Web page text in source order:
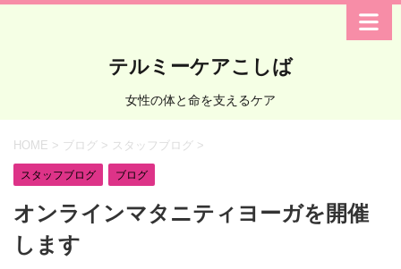
テルミーケアこしば
女性の体と命を支えるケア
HOME > ブログ > スタッフブログ >
スタッフブログ ブログ
オンラインマタニティヨーガを開催
します